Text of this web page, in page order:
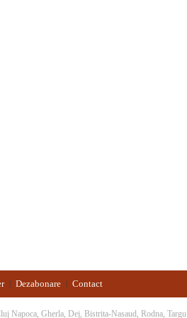
Dezabonare Contact
Napoca, Gherla, Dej, Bistrita-Nasaud, Rodna, Targu